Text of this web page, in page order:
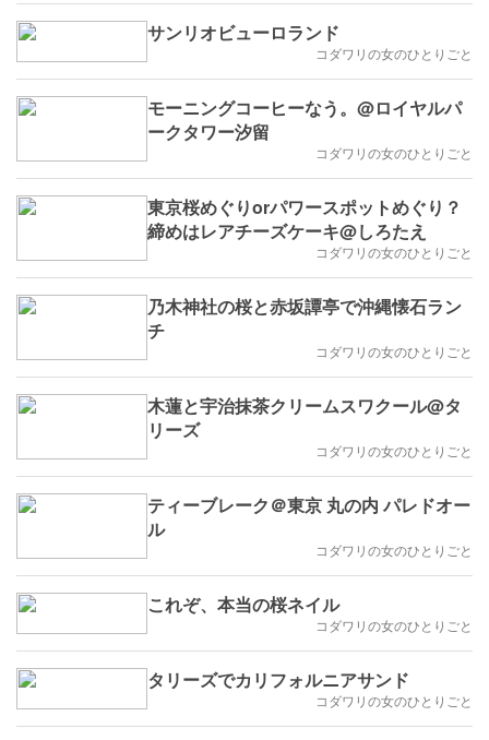
サンリオビューロランド
コダワリの女のひとりごと
モーニングコーヒーなう。@ロイヤルパ
ークタワー汐留
コダワリの女のひとりごと
東京桜めぐりorパワースポットめぐり？
締めはレアチーズケーキ@しろたえ
コダワリの女のひとりごと
乃木神社の桜と赤坂譚亭で沖縄懐石ラン
チ
コダワリの女のひとりごと
木蓮と宇治抹茶クリームスワクール@タ
リーズ
コダワリの女のひとりごと
ティーブレーク＠東京 丸の内 パレドオー
ル
コダワリの女のひとりごと
これぞ、本当の桜ネイル
コダワリの女のひとりごと
タリーズでカリフォルニアサンド
コダワリの女のひとりごと